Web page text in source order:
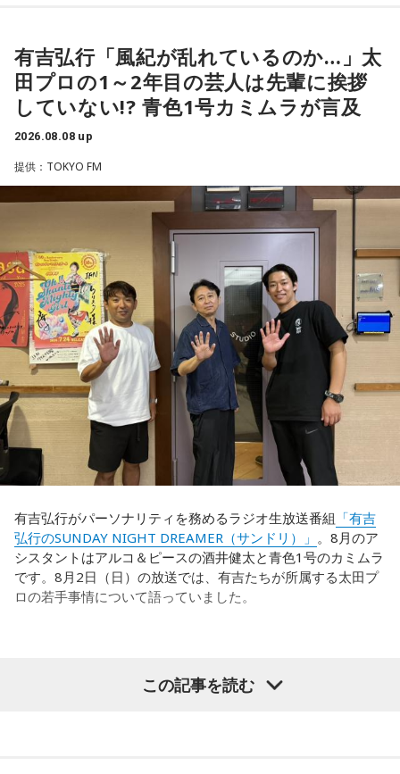
有吉弘行「風紀が乱れているのか…」太
田プロの1～2年目の芸人は先輩に挨拶
していない!? 青色1号カミムラが言及
2026.08.08 up
提供：TOKYO FM
有吉弘行がパーソナリティを務めるラジオ生放送番組 「有吉
弘行のSUNDAY NIGHT DREAMER（サンドリ）」 。8月のア
シスタントはアルコ＆ピースの酒井健太と青色1号のカミムラ
です。8月2日（日）の放送では、有吉たちが所属する太田プ
ロの若手事情について語っていました。
この記事を読む